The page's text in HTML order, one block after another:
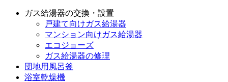
ガス給湯器の交換・設置
戸建て向けガス給湯器
マンション向けガス給湯器
エコジョーズ
ガス給湯器の修理
団地用風呂釜
浴室乾燥機